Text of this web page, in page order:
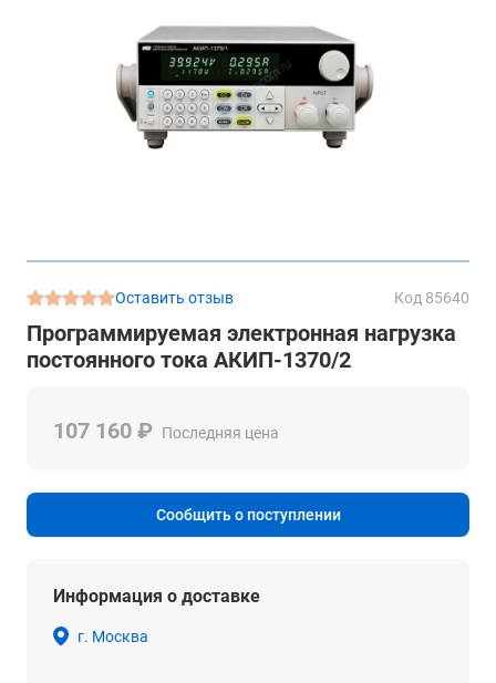
Оставить отзыв Код 85640
Программируемая электронная нагрузка
постоянного тока АКИП-1370/2
107 160 ₽ Последняя цена
Сообщить о поступлении
Информация о доставке
г. Москва